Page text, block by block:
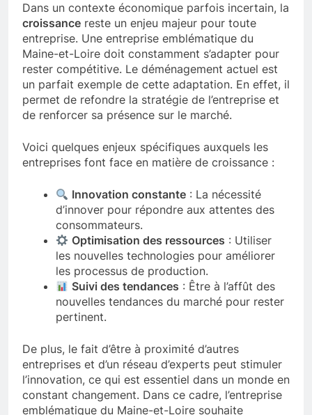
Dans un contexte économique parfois incertain, la
croissance reste un enjeu majeur pour toute
entreprise. Une entreprise emblématique du
Maine-et-Loire doit constamment s’adapter pour
rester compétitive. Le déménagement actuel est
un parfait exemple de cette adaptation. En effet, il
permet de refondre la stratégie de l’entreprise et
de renforcer sa présence sur le marché.
Voici quelques enjeux spécifiques auxquels les
entreprises font face en matière de croissance :
Innovation constante : La nécessité
d’innover pour répondre aux attentes des
consommateurs.
Optimisation des ressources : Utiliser
les nouvelles technologies pour améliorer
les processus de production.
Suivi des tendances : Être à l’affût des
nouvelles tendances du marché pour rester
pertinent.
De plus, le fait d’être à proximité d’autres
entreprises et d’un réseau d’experts peut stimuler
l’innovation, ce qui est essentiel dans un monde en
constant changement. Dans ce cadre, l’entreprise
emblématique du Maine-et-Loire souhaite